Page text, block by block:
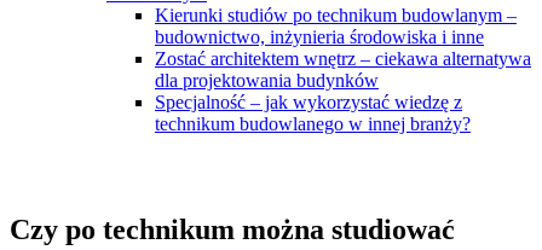
Kierunki studiów po technikum budowlanym –
budownictwo, inżynieria środowiska i inne
Zostać architektem wnętrz – ciekawa alternatywa
dla projektowania budynków
Specjalność – jak wykorzystać wiedzę z
technikum budowlanego w innej branży?
Czy po technikum można studiować